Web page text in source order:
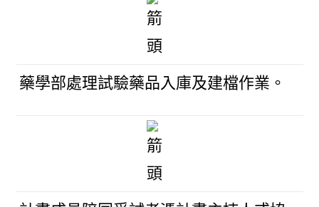
藥學部處理試驗藥品入庫及建檔作業。